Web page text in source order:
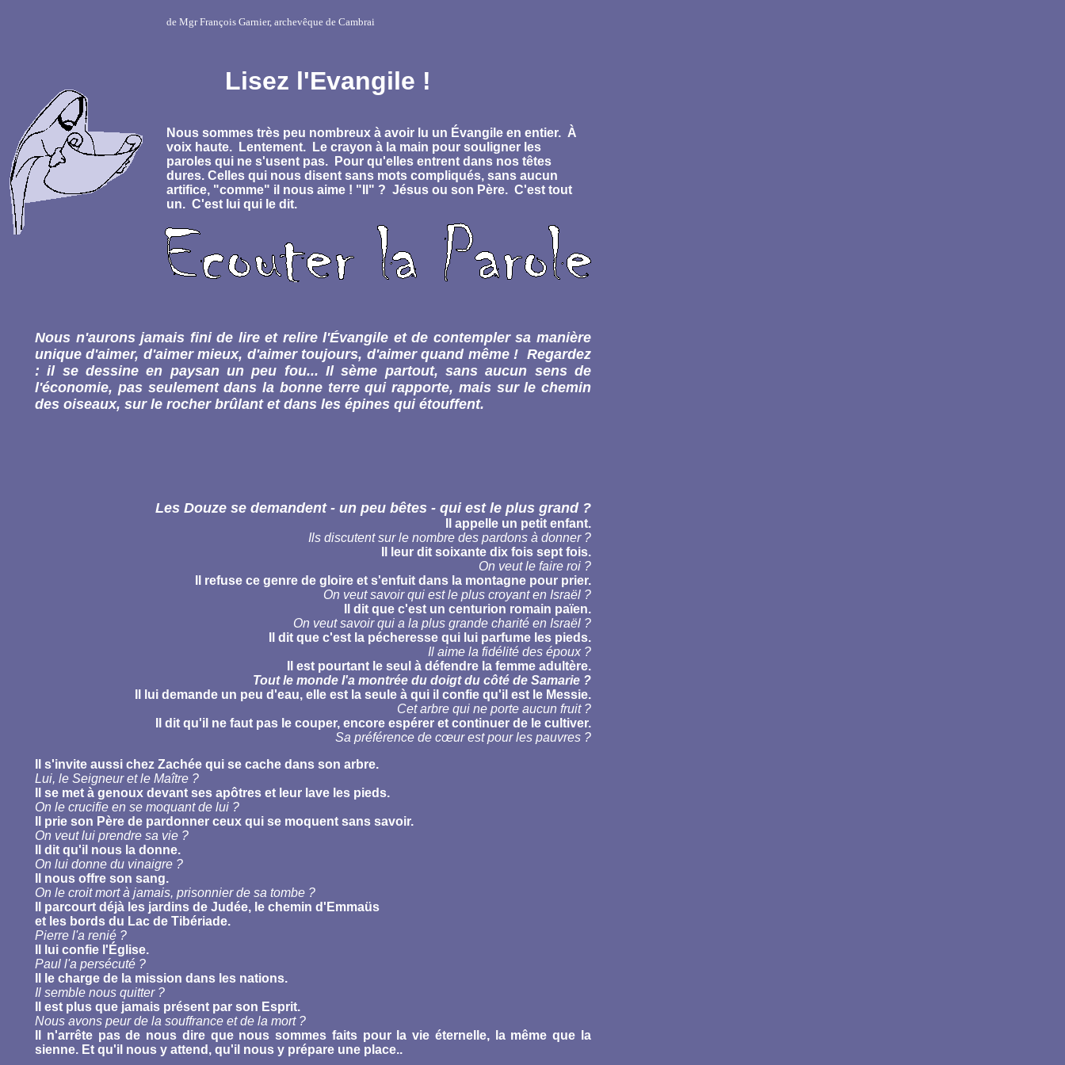
de Mgr François Garnier, archevêque de Cambrai
Lisez l'Evangile !
Nous sommes très peu nombreux à avoir lu un Évangile en entier. À
voix haute. Lentement. Le crayon à la main pour souligner les
paroles qui ne s'usent pas. Pour qu'elles entrent dans nos têtes
dures. Celles qui nous disent sans mots compliqués, sans aucun
artifice, "comme" il nous aime ! "Il" ? Jésus ou son Père. C'est tout
un. C'est lui qui le dit.
Nous n'aurons jamais fini de lire et relire l'Évangile et de contempler sa manière
unique d'aimer, d'aimer mieux, d'aimer toujours, d'aimer quand même ! Regardez
: il se dessine en paysan un peu fou... Il sème partout, sans aucun sens de
l'économie, pas seulement dans la bonne terre qui rapporte, mais sur le chemin
des oiseaux, sur le rocher brûlant et dans les épines qui étouffent.
Les Douze se demandent - un peu bêtes - qui est le plus grand ?
Il appelle un petit enfant.
Ils discutent sur le nombre des pardons à donner ?
Il leur dit soixante dix fois sept fois.
On veut le faire roi ?
Il refuse ce genre de gloire et s'enfuit dans la montagne pour prier.
On veut savoir qui est le plus croyant en Israël ?
Il dit que c'est un centurion romain païen.
On veut savoir qui a la plus grande charité en Israël ?
Il dit que c'est la pécheresse qui lui parfume les pieds.
Il aime la fidélité des époux ?
Il est pourtant le seul à défendre la femme adultère.
Tout le monde l'a montrée du doigt du côté de Samarie ?
Il lui demande un peu d'eau, elle est la seule à qui il confie qu'il est le Messie.
Cet arbre qui ne porte aucun fruit ?
Il dit qu'il ne faut pas le couper, encore espérer et continuer de le cultiver.
Sa préférence de cœur est pour les pauvres ?
Il s'invite aussi chez Zachée qui se cache dans son arbre.
Lui, le Seigneur et le Maître ?
Il se met à genoux devant ses apôtres et leur lave les pieds.
On le crucifie en se moquant de lui ?
Il prie son Père de pardonner ceux qui se moquent sans savoir.
On veut lui prendre sa vie ?
Il dit qu'il nous la donne.
On lui donne du vinaigre ?
Il nous offre son sang.
On le croit mort à jamais, prisonnier de sa tombe ?
Il parcourt déjà les jardins de Judée, le chemin d'Emmaüs
et les bords du Lac de Tibériade.
Pierre l'a renié ?
Il lui confie l'Église.
Paul l'a persécuté ?
Il le charge de la mission dans les nations.
Il semble nous quitter ?
Il est plus que jamais présent par son Esprit.
Nous avons peur de la souffrance et de la mort ?
Il n'arrête pas de nous dire que nous sommes faits pour la vie éternelle, la même que la
sienne. Et qu'il nous y attend, qu'il nous y prépare une place..